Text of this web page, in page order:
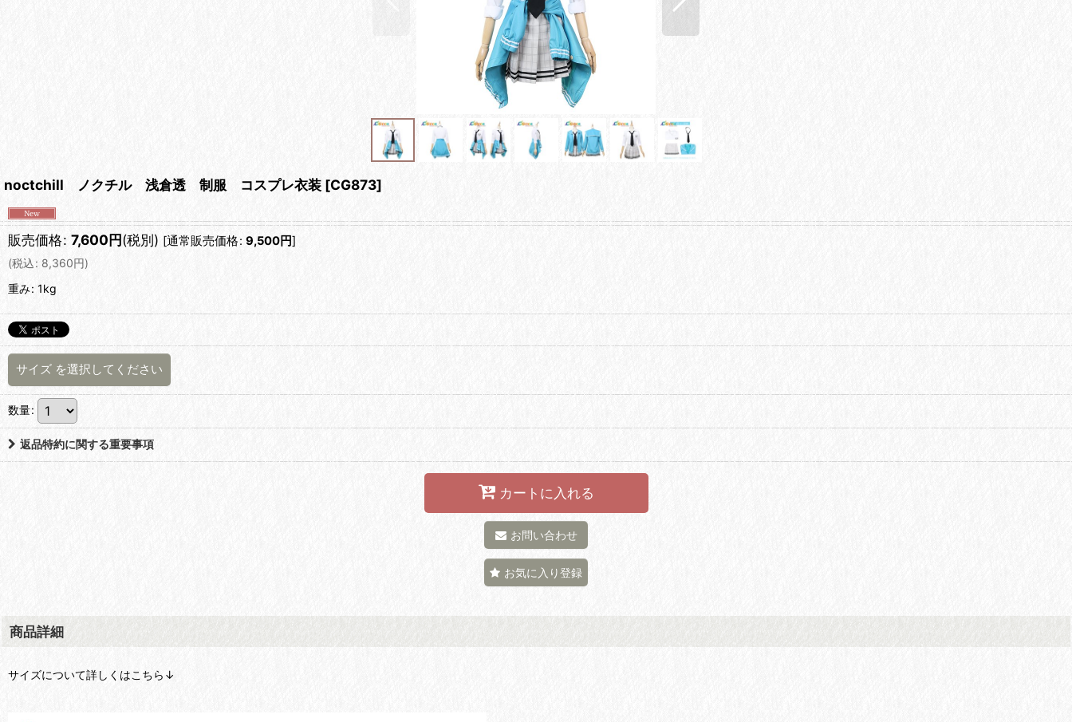
noctchill ノクチル 浅倉透 制服 コスプレ衣装 [CG873]
販売価格: 7,600円(税別) [通常販売価格: 9,500円]
(税込: 8,360円)
重み: 1kg
サイズ を選択してください
数量:
返品特約に関する重要事項
カートに入れる
お問い合わせ
お気に入り登録
商品詳細
サイズについて詳しくはこちら↓